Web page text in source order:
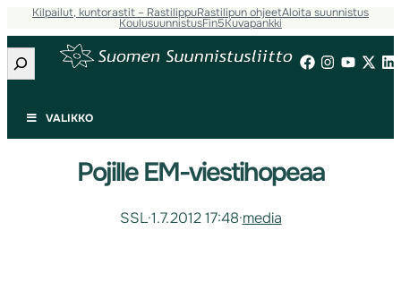
Kilpailut, kuntorastit – RastilippuRastilipun ohjeetAloita suunnistus
KoulusuunnistusFin5Kuvapankki
Etsi
VALIKKO
Pojille EM-viestihopeaa
SSL·1.7.2012 17:48·media